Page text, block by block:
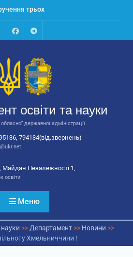
трьох
потреб
обласної
FacebookTalegram
освіти та науки
державної адміністрації
794134(від.звернень)
Майдан Незалежності 1,
освіти
Меню
>> Департамент>> Новини >>
Хмельниччини !